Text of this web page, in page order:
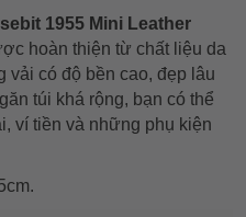
1955 Mini Leather
hoàn thiện từ chất liệu da
vải có độ bền cao, đẹp lâu
túi khá rộng, bạn có thể
ví tiền và những phụ kiện